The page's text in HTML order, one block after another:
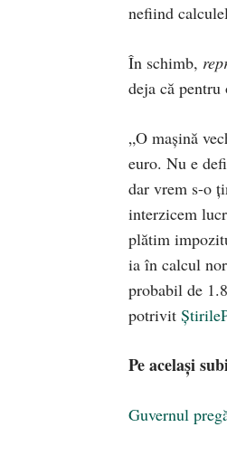
nefiind
În schimb,
deja că
„O mașină
euro. Nu e
dar vrem s-o
interzicem
plătim
ia în calcul
probabil de
potrivit
Pe același
Guvernul